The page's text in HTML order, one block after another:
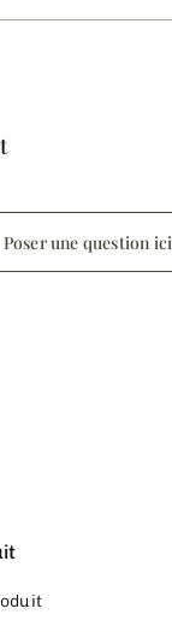
Poser une question ici